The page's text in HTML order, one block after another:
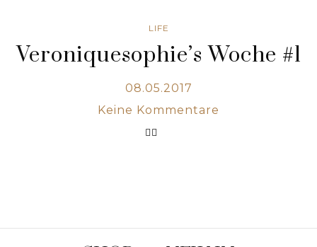
LIFE
Veroniquesophie’s Woche #1
08.05.2017
Keine Kommentare